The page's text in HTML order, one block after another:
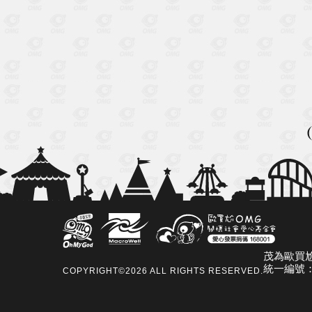
COPYRIGHT©2026 ALL RIGHTS RESERVED.
茂為歐買
統一編號